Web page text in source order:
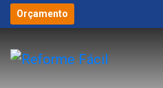
Orçamento